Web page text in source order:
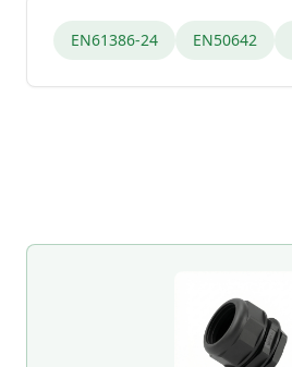
EN61386-24 EN50642